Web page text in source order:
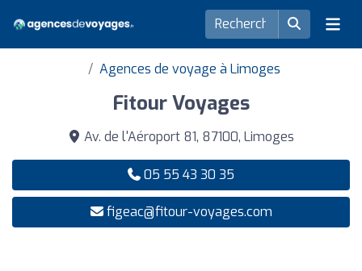
Agences de voyage à Limoges
Fitour Voyages
Av. de l'Aéroport 81, 87100, Limoges
05 55 43 30 35
figeac@fitour-voyages.com